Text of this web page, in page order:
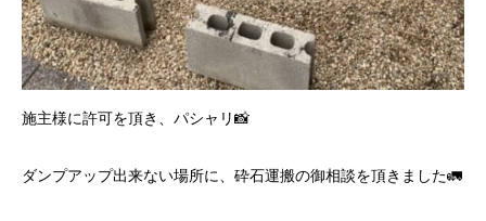
施主様に許可を頂き、パシャリ📸
ダンプアップ出来ない場所に、砕石運搬の御相談を頂きました🚛